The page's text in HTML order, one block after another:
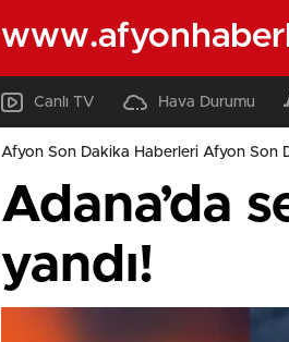
Canlı TV Hava Durumu
Afyon Son Dakika Haberleri Afyon Son
Adana’da
yandı!